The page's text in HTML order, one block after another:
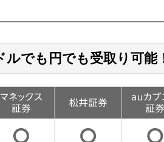
でも円でも受取り可能